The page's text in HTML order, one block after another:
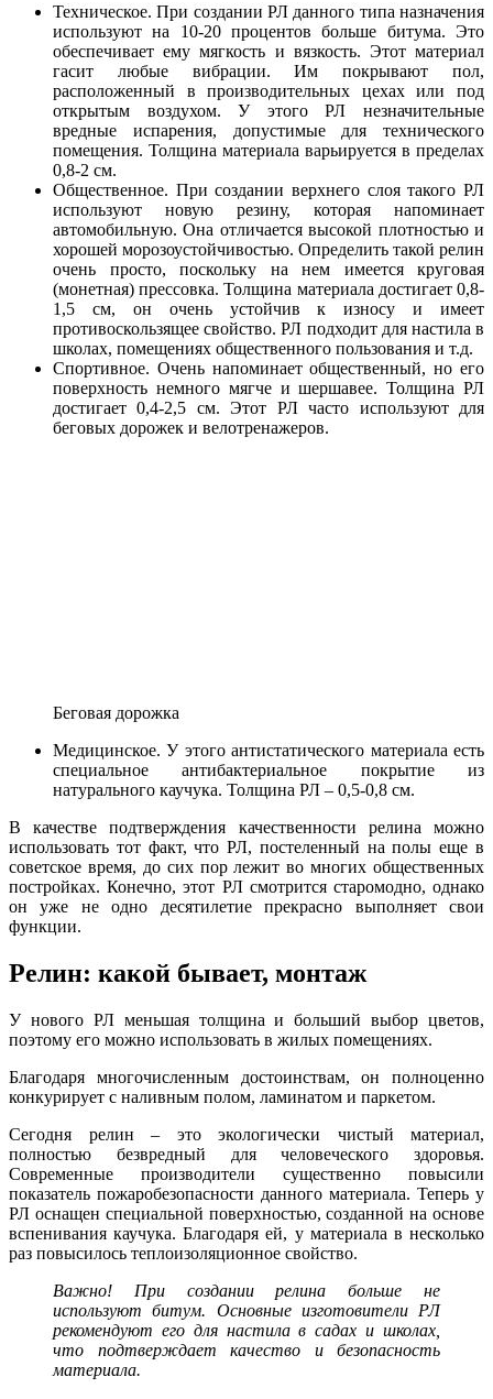
Техническое. При создании РЛ данного типа назначения
используют на 10-20 процентов больше битума. Это
обеспечивает ему мягкость и вязкость. Этот материал
гасит любые вибрации. Им покрывают пол,
расположенный в производительных цехах или под
открытым воздухом. У этого РЛ незначительные
вредные испарения, допустимые для технического
помещения. Толщина материала варьируется в пределах
0,8-2 см.
Общественное. При создании верхнего слоя такого РЛ
используют новую резину, которая напоминает
автомобильную. Она отличается высокой плотностью и
хорошей морозоустойчивостью. Определить такой релин
очень просто, поскольку на нем имеется круговая
(монетная) прессовка. Толщина материала достигает 0,8-
1,5 см, он очень устойчив к износу и имеет
противоскользящее свойство. РЛ подходит для настила в
школах, помещениях общественного пользования и т.д.
Спортивное. Очень напоминает общественный, но его
поверхность немного мягче и шершавее. Толщина РЛ
достигает 0,4-2,5 см. Этот РЛ часто используют для
беговых дорожек и велотренажеров.
Беговая дорожка
Медицинское. У этого антистатического материала есть
специальное антибактериальное покрытие из
натурального каучука. Толщина РЛ – 0,5-0,8 см.
В качестве подтверждения качественности релина можно
использовать тот факт, что РЛ, постеленный на полы еще в
советское время, до сих пор лежит во многих общественных
постройках. Конечно, этот РЛ смотрится старомодно, однако
он уже не одно десятилетие прекрасно выполняет свои
функции.
Релин: какой бывает, монтаж
У нового РЛ меньшая толщина и больший выбор цветов,
поэтому его можно использовать в жилых помещениях.
Благодаря многочисленным достоинствам, он полноценно
конкурирует с наливным полом, ламинатом и паркетом.
Сегодня релин – это экологически чистый материал,
полностью безвредный для человеческого здоровья.
Современные производители существенно повысили
показатель пожаробезопасности данного материала. Теперь у
РЛ оснащен специальной поверхностью, созданной на основе
вспенивания каучука. Благодаря ей, у материала в несколько
раз повысилось теплоизоляционное свойство.
Важно! При создании релина больше не
используют битум. Основные изготовители РЛ
рекомендуют его для настила в садах и школах,
что подтверждает качество и безопасность
материала.